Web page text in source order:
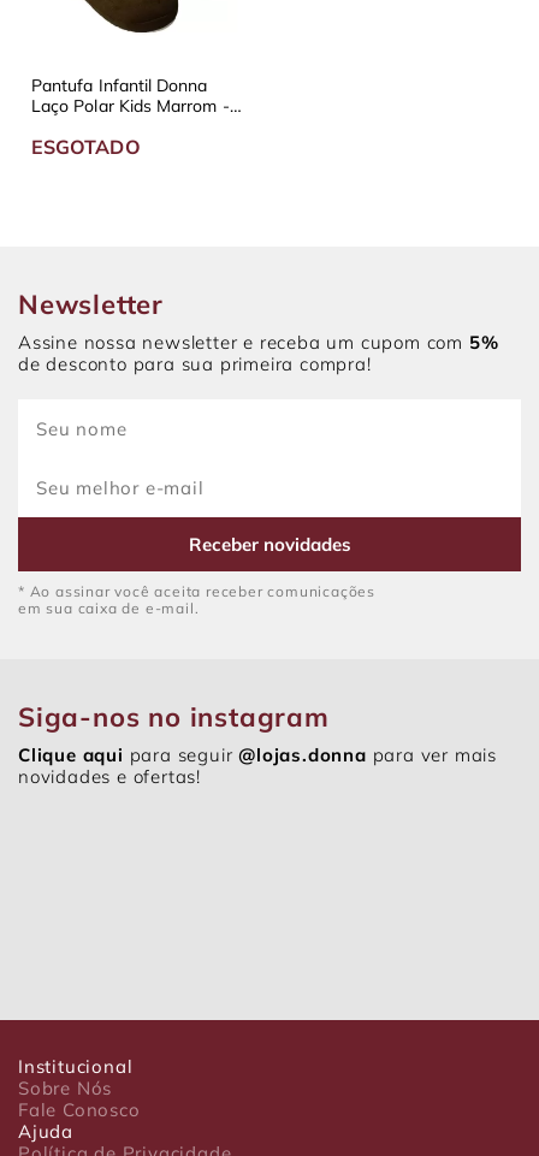
Pantufa Infantil Donna
Laço Polar Kids Marrom -
ESGOTADO
Newsletter
Assine nossa newsletter e receba um cupom com 5%
de desconto para sua primeira compra!
Receber novidades
* Ao assinar você aceita receber comunicações
em sua caixa de e-mail.
Siga-nos no instagram
Clique aqui para seguir@lojas.donna para ver mais
novidades e ofertas!
Institucional
Sobre Nós
Fale Conosco
Ajuda